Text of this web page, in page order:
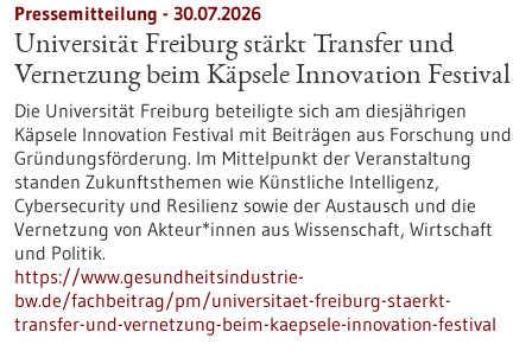
Pressemitteilung - 30.07.2026
Universität Freiburg stärkt Transfer und
Vernetzung beim Käpsele Innovation Festival
Die Universität Freiburg beteiligte sich am diesjährigen
Käpsele Innovation Festival mit Beiträgen aus Forschung und
Gründungsförderung. Im Mittelpunkt der Veranstaltung
standen Zukunftsthemen wie Künstliche Intelligenz,
Cybersecurity und Resilienz sowie der Austausch und die
Vernetzung von Akteur*innen aus Wissenschaft, Wirtschaft
und Politik.
https://www.gesundheitsindustrie-
bw.de/fachbeitrag/pm/universitaet-freiburg-staerkt-
transfer-und-vernetzung-beim-kaepsele-innovation-festival